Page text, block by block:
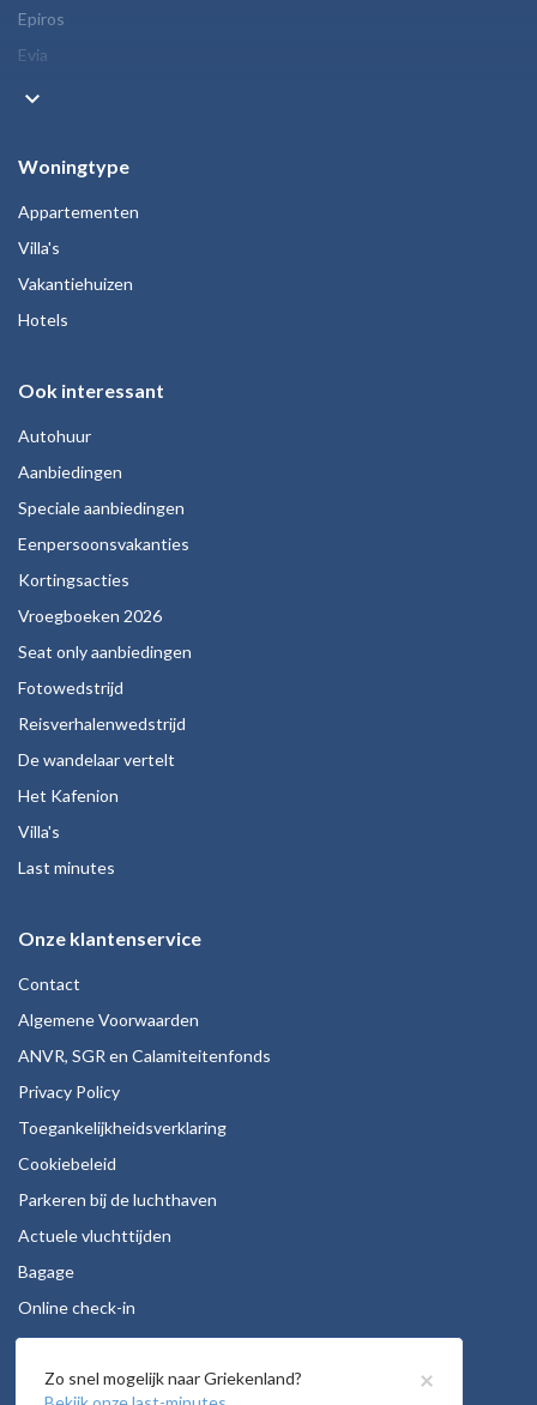
Epiros
Evia
keyboard_arrow_down
Woningtype
Appartementen
Villa's
Vakantiehuizen
Hotels
Ook interessant
Autohuur
Aanbiedingen
Speciale aanbiedingen
Eenpersoonsvakanties
Kortingsacties
Vroegboeken 2026
Seat only aanbiedingen
Fotowedstrijd
Reisverhalenwedstrijd
De wandelaar vertelt
Het Kafenion
Villa's
Last minutes
Onze klantenservice
Contact
Algemene Voorwaarden
ANVR, SGR en Calamiteitenfonds
Privacy Policy
Toegankelijkheidsverklaring
Cookiebeleid
Parkeren bij de luchthaven
Actuele vluchttijden
Bagage
Online check-in
Stoelreservering
Autohuur
×
Zo snel mogelijk naar Griekenland?